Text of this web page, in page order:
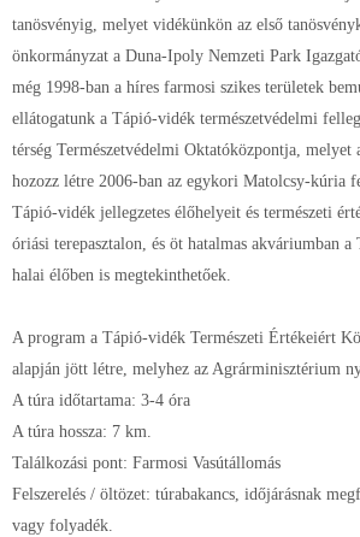
tanösvényig, melyet vidékünkön az első
önkormányzat a Duna-Ipoly Nemzeti Park
még 1998-ban a híres farmosi szikes területek
ellátogatunk a Tápió-vidék természetvédelmi
térség Természetvédelmi Oktatóközpontja,
hozozz létre 2006-ban az egykori Matolcsy-kúria
Tápió-vidék jellegzetes élőhelyeit és természeti
óriási terepasztalon, és öt hatalmas akváriumban
halai élőben is megtekinthetőek.
A program a Tápió-vidék Természeti Értékeiért
alapján jött létre, melyhez az Agrárminisztérium
A túra időtartama: 3-4 óra
A túra hossza: 7 km.
Találkozási pont: Farmosi Vasútállomás
Felszerelés / öltözet: túrabakancs, időjárásnak
vagy folyadék.